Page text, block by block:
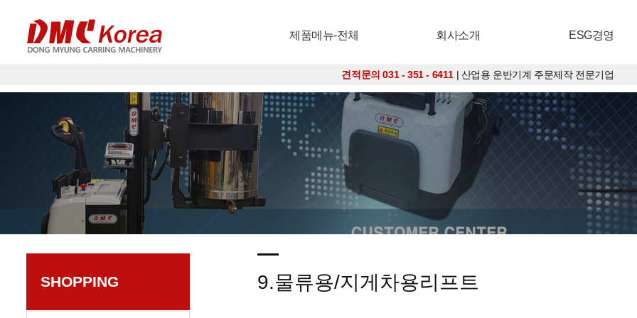
제품메뉴-전체 회사소개 ESG경영
견적문의 031 - 351 - 6411 | 산업용 운반기계 주문제작 전문기업
SHOPPING 9.물류용/지게차용리프트